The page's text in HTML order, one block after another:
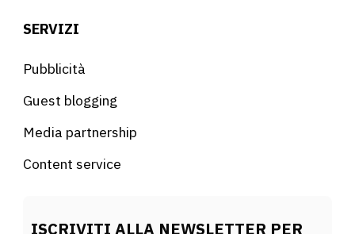
SERVIZI
Pubblicità
Guest blogging
Media partnership
Content service
ISCRIVITI ALLA NEWSLETTER PER